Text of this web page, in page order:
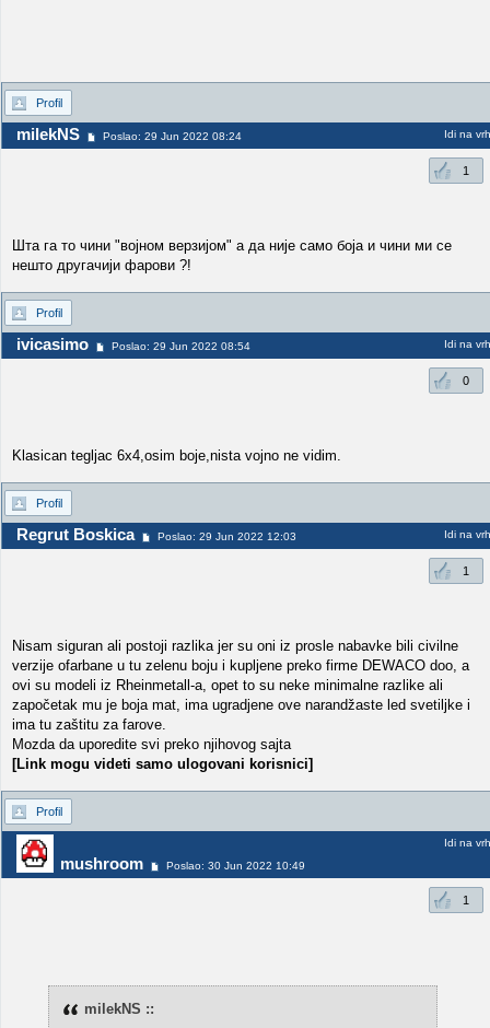
Profil
milekNS Poslao: 29 Jun 2022 08:24 Idi na vrh
1
Шта га то чини "војном верзијом" а да није само боја и чини ми се
нешто другачији фарови ?!
Profil
ivicasimo Poslao: 29 Jun 2022 08:54 Idi na vrh
0
Klasican tegljac 6x4,osim boje,nista vojno ne vidim.
Profil
Regrut Boskica Poslao: 29 Jun 2022 12:03 Idi na vrh
1
Nisam siguran ali postoji razlika jer su oni iz prosle nabavke bili civilne
verzije ofarbane u tu zelenu boju i kupljene preko firme DEWACO doo, a
ovi su modeli iz Rheinmetall-a, opet to su neke minimalne razlike ali
započetak mu je boja mat, ima ugradjene ove narandžaste led svetiljke i
ima tu zaštitu za farove.
Mozda da uporedite svi preko njihovog sajta
[Link mogu videti samo ulogovani korisnici]
Profil
mushroom Poslao: 30 Jun 2022 10:49
Idi na vrh
1
milekNS ::